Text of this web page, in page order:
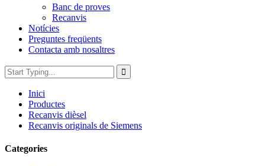
Banc de proves
Recanvis
Notícies
Preguntes freqüents
Contacta amb nosaltres
Inici
Productes
Recanvis dièsel
Recanvis originals de Siemens
Categories